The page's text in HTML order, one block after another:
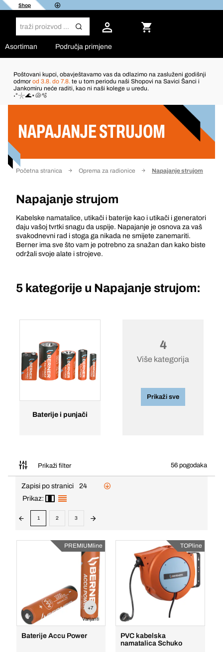
Shop
Asortiman Područja primjene
Poštovani kupci, obavještavamo vas da odlazimo na zasluženi godišnji
odmor od 3.8. do 7.8. te u tom periodu naši Shopovi na Savici Šanci i
Jankomiru neće raditi, kao ni naši kolege u uredu.
˖°𓇼🌊⋆🐚🫧
NAPAJANJE STRUJOM
Početna stranica Oprema za radionice Napajanje strujom
Napajanje strujom
Kabelske namatalice, utikači i baterije kao i utikači i generatori
daju vašoj tvrtki snagu da uspije. Napajanje je osnova za vaš
svakodnevni rad i stoga ga nikada ne smijete zanemariti.
Berner ima sve što vam je potrebno za snažan dan kako biste
održali svoje alate i strojeve.
5 kategorije u Napajanje strujom:
Baterije i punjači
4
Više kategorija
Prikaži sve
Prikaži filter 56 pogodaka
Filter
Zapisi po stranici
24
Prikaz:
1 2 3
PREMIUMline
+7
Varijanti
Baterije Accu Power
TOPline
PVC kabelska
namatalica Schuko